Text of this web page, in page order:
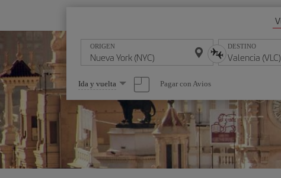
ORIGEN DESTINO
Seleccione
una
opción
Ida y vuelta Pagar con Avios